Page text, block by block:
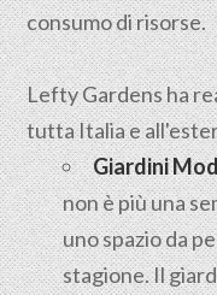
consumo di risorse.
Lefty Gardens ha
tutta Italia e
Giardini
non è più una
uno spazio da
stagione. Il